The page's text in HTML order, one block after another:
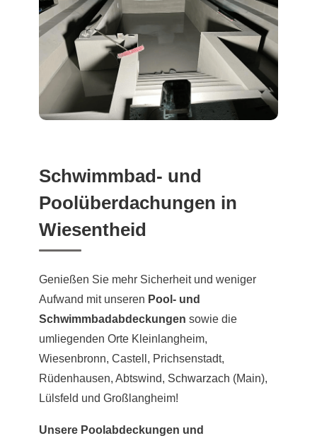
Schwimmbad- und
Poolüberdachungen in
Wiesentheid
Genießen Sie mehr Sicherheit und weniger
Aufwand mit unseren Pool- und
Schwimmbadabdeckungen sowie die
umliegenden Orte Kleinlangheim,
Wiesenbronn, Castell, Prichsenstadt,
Rüdenhausen, Abtswind, Schwarzach (Main),
Lülsfeld und Großlangheim!
Unsere Poolabdeckungen und